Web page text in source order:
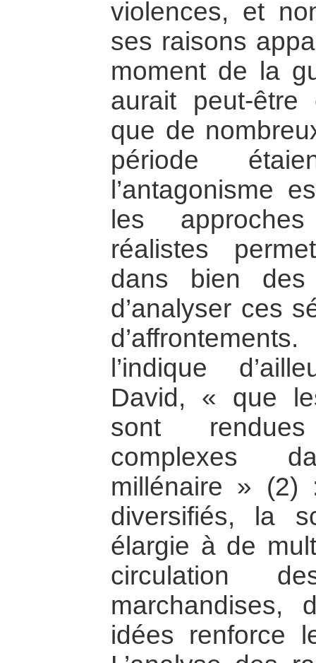
violences, et
ses raisons
moment de la
aurait peut-
que de
période
l’antagonisme
les
réalistes
dans bien
d’analyser ces
l’indique
David, « que
sont
complexes
millénaire »
diversifiés, la
élargie à de
circulation
marchandises,
idées renforce